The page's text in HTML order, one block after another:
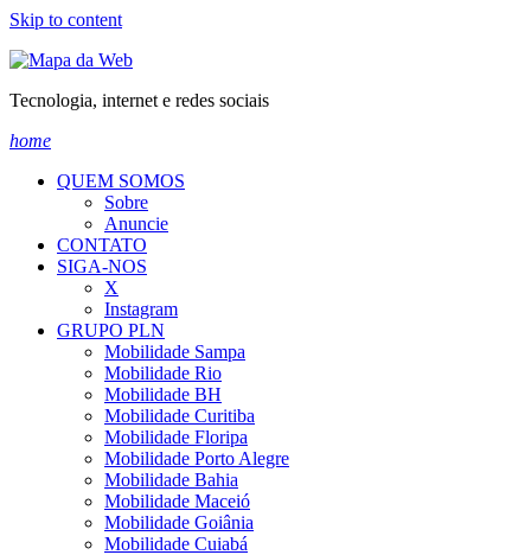
Skip to content
Tecnologia, internet e redes sociais
home
QUEM SOMOS
Sobre
Anuncie
CONTATO
SIGA-NOS
X
Instagram
GRUPO PLN
Mobilidade Sampa
Mobilidade Rio
Mobilidade BH
Mobilidade Curitiba
Mobilidade Floripa
Mobilidade Porto Alegre
Mobilidade Bahia
Mobilidade Maceió
Mobilidade Goiânia
Mobilidade Cuiabá